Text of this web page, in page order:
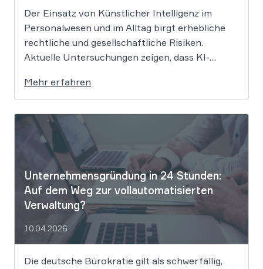
Der Einsatz von Künstlicher Intelligenz im
Personalwesen und im Alltag birgt erhebliche
rechtliche und gesellschaftliche Risiken.
Aktuelle Untersuchungen zeigen, dass KI-
Bewerbungsprozessen systematisch rassistisch
aussortieren und Frauen zu geringeren
Gehaltsforderungen raten. Diese digitalen
Vorurteile stellen Unternehmen vor massive
Haftungsrisiken nach dem Allgemeinen
Gleichbehandlungsgesetz. Die fortschreitende
Digitalisierung […]
Mehr erfahren
Unternehmensgründung in 24 Stunden:
Auf dem Weg zur vollautomatisierten
Verwaltung?
10.04.2026
Die deutsche Bürokratie gilt als schwerfällig,